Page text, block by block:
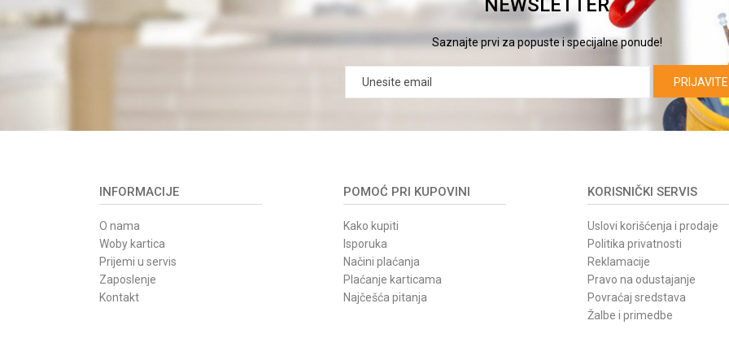
NEWSLETTER
Saznajte prvi za popuste i specijalne ponude!
INFORMACIJE
O nama
Woby kartica
Prijemi u servis
Zaposlenje
Kontakt
POMOĆ PRI KUPOVINI
Kako kupiti
Isporuka
Načini plaćanja
Plaćanje karticama
Najčešća pitanja
KORISNIČKI SERVIS
Uslovi korišćenja i prodaje
Politika privatnosti
Reklamacije
Pravo na odustajanje
Povraćaj sredstava
Žalbe i primedbe